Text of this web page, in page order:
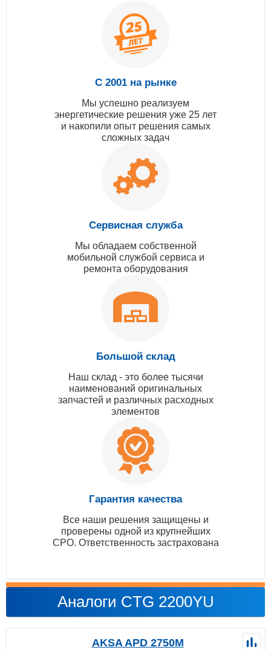
С 2001 на рынке
Мы успешно реализуем
энергетические решения уже 25 лет
и накопили опыт решения самых
сложных задач
Сервисная служба
Мы обладаем собственной
мобильной службой сервиса и
ремонта оборудования
Большой склад
Наш склад - это более тысячи
наименований оригинальных
запчастей и различных расходных
элементов
Гарантия качества
Все наши решения защищены и
проверены одной из крупнейших
СРО. Ответственность застрахована
Аналоги CTG 2200YU
AKSA APD 2750M